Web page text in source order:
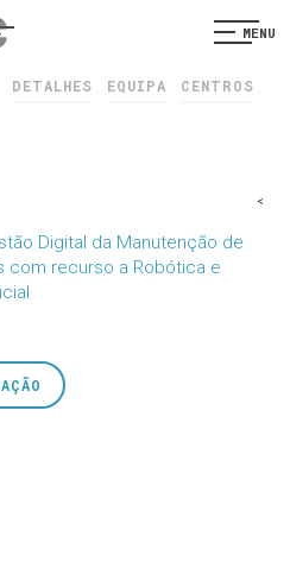
MENU
DETALHES EQUIPA CENTROS
Digital da Manutenção de
com recurso a Robótica e
<